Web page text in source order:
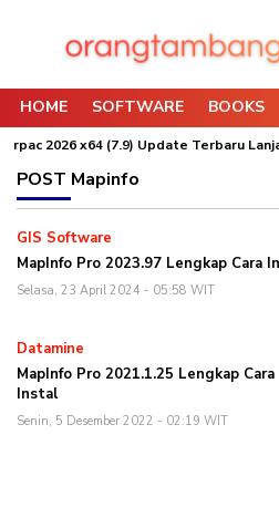
HOME SOFTWARE BOOKS
2026 x64 (7.9) Update Terbaru Lanjar
POST Mapinfo
GIS Software
MapInfo Pro 2023.97 Lengkap Cara
Selasa, 23 April 2024 - 05:58 WIT
Datamine
MapInfo Pro 2021.1.25 Lengkap Cara
Instal
Senin, 5 Desember 2022 - 02:19 WIT